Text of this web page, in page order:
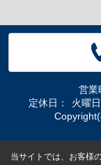
営業
定休日：
火曜
当サイトでは、お客様